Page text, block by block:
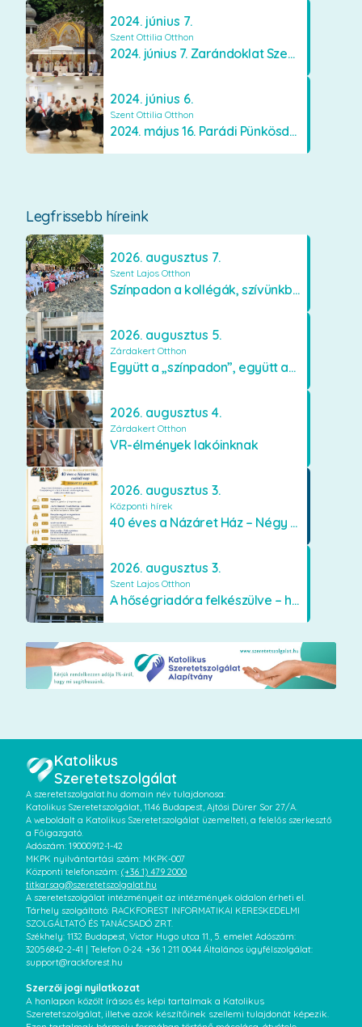
2024. június 7.
Szent Ottilia Otthon
2024. június 7. Zarándoklat Szentkútra
2024. június 6.
Szent Ottilia Otthon
2024. május 16. Parádi Pünkösdölő
Legfrissebb híreink
2026. augusztus 7.
Szent Lajos Otthon
Színpadon a kollégák, szívünkben a lakók
2026. augusztus 5.
Zárdakert Otthon
Együtt a „színpadon”, együtt az élményekért 🎭✨
2026. augusztus 4.
Zárdakert Otthon
VR-élmények lakóinknak
2026. augusztus 3.
Központi hírek
40 éves a Názáret Ház – Négy évtized szeretetben és gondoskodásban
2026. augusztus 3.
Szent Lajos Otthon
A hőségriadóra felkészülve – hűsítő fejlesztések a Szent Lajos Otthonban
Katolikus
Szeretetszolgálat
A szeretetszolgalat.hu domain név tulajdonosa:
Katolikus Szeretetszolgálat, 1146 Budapest, Ajtósi Dürer Sor 27/A.
A weboldalt a Katolikus Szeretetszolgálat üzemelteti, a felelős szerkesztő
a Főigazgató.
Adószám: 19000912-1-42
MKPK nyilvántartási szám: MKPK-007
Központi telefonszám: (+36 1) 479 2000
titkarsag@szeretetszolgalat.hu
A szeretetszolgálat intézményeit az intézmények oldalon érheti el.
Tárhely szolgáltató: RACKFOREST INFORMATIKAI KERESKEDELMI
SZOLGÁLTATÓ ÉS TANÁCSADÓ ZRT.
Székhely: 1132 Budapest, Victor Hugo utca 11., 5. emelet Adószám:
32056842-2-41 | Telefon 0-24: +36 1 211 0044 Általános ügyfélszolgálat:
support@rackforest.hu
Szerzői jogi nyilatkozat
A honlapon közölt írásos és képi tartalmak a Katolikus
Szeretetszolgálat, illetve azok készítőinek szellemi tulajdonát képezik.